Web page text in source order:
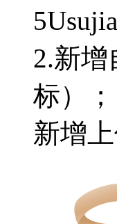
2.新增
标）
新增